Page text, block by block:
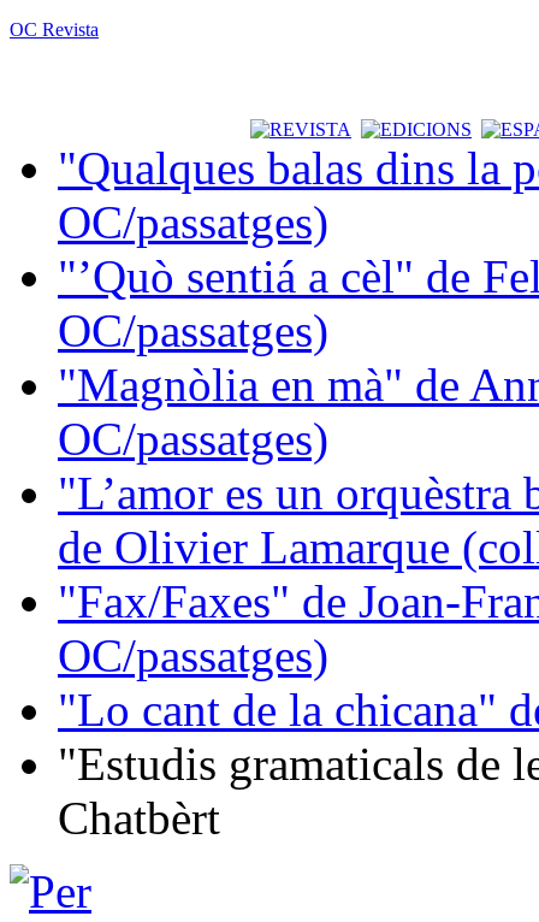
OC Revista
"Qualques balas dins la
OC/passatges)
"’Quò sentiá a cèl" de
OC/passatges)
"Magnòlia en mà" de
OC/passatges)
"L’amor es un orquèstra
de Olivier Lamarque
"Fax/Faxes" de Joan-
OC/passatges)
"Lo cant de la chicana"
"Estudis gramaticals de
Chatbèrt